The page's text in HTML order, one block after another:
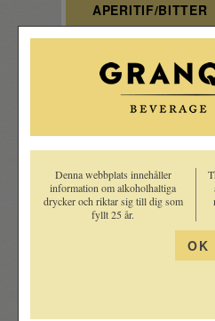
APERITIF/BITTER
ARMAGNAC
GLÖGG &
GRAPPA
LIKÖR
MOUSSERANDE
OKRYDDAT
Denna webbplats innehåller
information om alkoholhaltiga
drycker och riktar sig till dig som
fyllt 25 år.
OK